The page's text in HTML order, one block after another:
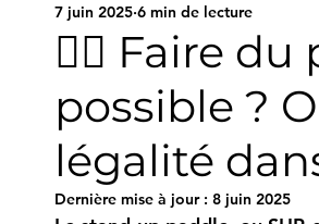
Pyrenees-Orientales Ile de France
GIRONDE Santé-Bien-être
Guides - Accompagnateurs
🏄‍♂️ Faire
possible ?
légalité
7 juin 2025 6 min de lecture
Dernière mise à jour : 8 juin 2025